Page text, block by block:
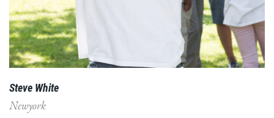
Steve White
Newyork